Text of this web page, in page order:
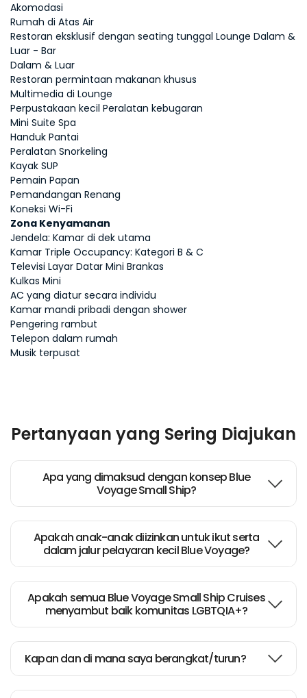
Akomodasi
Rumah di Atas Air
Restoran eksklusif dengan seating tunggal Lounge Dalam &
Luar - Bar
Dalam & Luar
Restoran permintaan makanan khusus
Multimedia di Lounge
Perpustakaan kecil Peralatan kebugaran
Mini Suite Spa
Handuk Pantai
Peralatan Snorkeling
Kayak SUP
Pemain Papan
Pemandangan Renang
Koneksi Wi-Fi
Zona Kenyamanan
Jendela: Kamar di dek utama
Kamar Triple Occupancy: Kategori B & C
Televisi Layar Datar Mini Brankas
Kulkas Mini
AC yang diatur secara individu
Kamar mandi pribadi dengan shower
Pengering rambut
Telepon dalam rumah
Musik terpusat
Pertanyaan yang Sering Diajukan
Apa yang dimaksud dengan konsep Blue
Voyage Small Ship?
Apakah anak-anak diizinkan untuk ikut serta
dalam jalur pelayaran kecil Blue Voyage?
Apakah semua Blue Voyage Small Ship Cruises
menyambut baik komunitas LGBTQIA+?
Kapan dan di mana saya berangkat/turun?